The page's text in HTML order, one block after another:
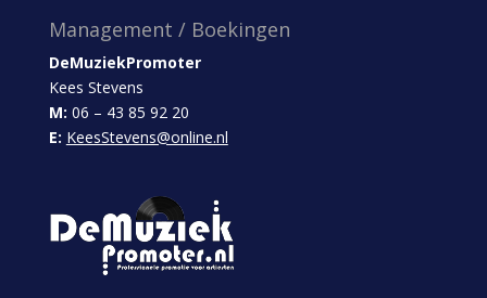
Management / Boekingen
DeMuziekPromoter
Kees Stevens
M: 06 – 43 85 92 20
E: KeesStevens@online.nl